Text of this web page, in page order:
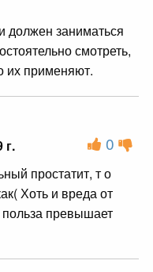
должен заниматься
смотреть,
их применяют.
г. 0
простатит, т о
Хоть и вреда от
превышает